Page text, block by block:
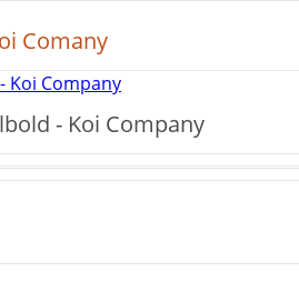
Comany
- Koi Company